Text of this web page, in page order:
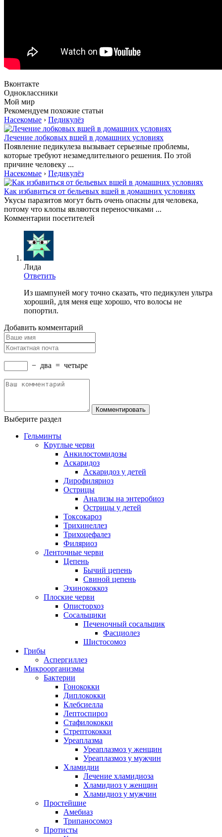
Вконтакте
Одноклассники
Мой мир
Рекомендуем похожие статьи
Насекомые › Педикулёз
Лечение лобковых вшей в домашних условиях
Появление педикулеза вызывает серьезные проблемы,
которые требуют незамедлительного решения. По этой
причине человеку ...
Насекомые › Педикулёз
Как избавиться от бельевых вшей в домашних условиях
Укусы паразитов могут быть очень опасны для человека,
потому что клопы являются переносчиками ...
Комментарии посетителей
Лида
Ответить
Из шампуней могу точно сказать, что педикулен ультра
хороший, для меня еще хорошо, что волосы не
попортил.
Добавить комментарий
− два = четыре
Выберите раздел
Гельминты
Круглые черви
Анкилостомидозы
Аскаридоз
Аскаридоз у детей
Дирофиляриоз
Острицы
Анализы на энтеробиоз
Острицы у детей
Токсокароз
Трихинеллез
Трихоцефалез
Филяриоз
Ленточные черви
Цепень
Бычий цепень
Свиной цепень
Эхинококкоз
Плоские черви
Описторхоз
Сосальщики
Печеночный сосальщик
Фасциолез
Шистосомоз
Грибы
Аспергиллез
Микроорганизмы
Бактерии
Гонококки
Диплококки
Клебсиелла
Лептоспироз
Стафилококки
Стрептококки
Уреаплазма
Уреаплазмоз у женщин
Уреаплазмоз у мужчин
Хламидии
Лечение хламидиоза
Хламидиоз у женщин
Хламидиоз у мужчин
Простейшие
Амебиаз
Трипаносомоз
Протисты